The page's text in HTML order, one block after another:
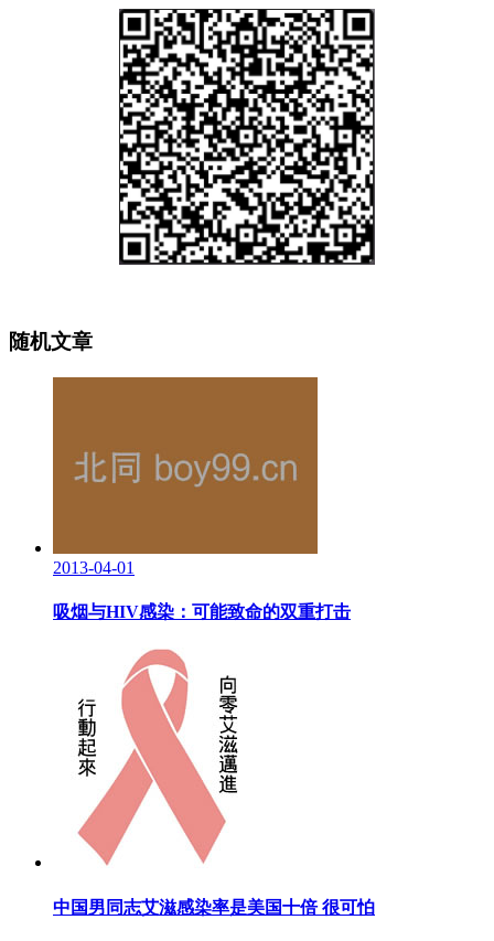
随机文章
2013-04-01
吸烟与HIV感染：可能致命的双重打击
中国男同志艾滋感染率是美国十倍 很可怕